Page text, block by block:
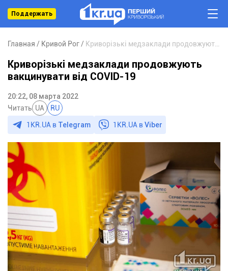
Поддержать
Главная Кривой Рог
Криворізькі медзаклади продовжують
вакцинувати від COVID-19
20:22, 08 марта 2022
Читать UA RU
1KR.UA в Telegram 1KR.UA вViber